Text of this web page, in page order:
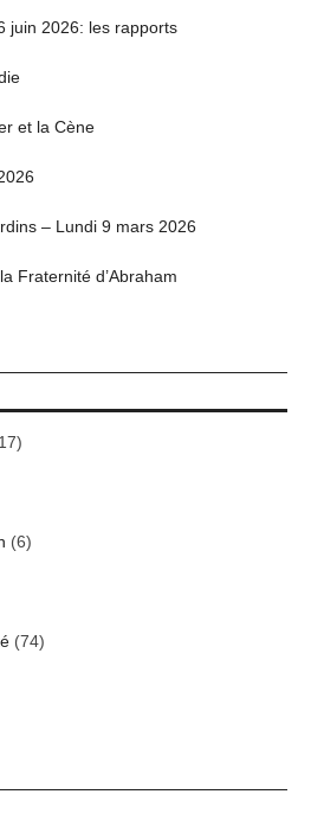
juin 2026: les rapports
et la Cène
– Lundi 9 mars 2026
Fraternité d’Abraham
(6)
(74)